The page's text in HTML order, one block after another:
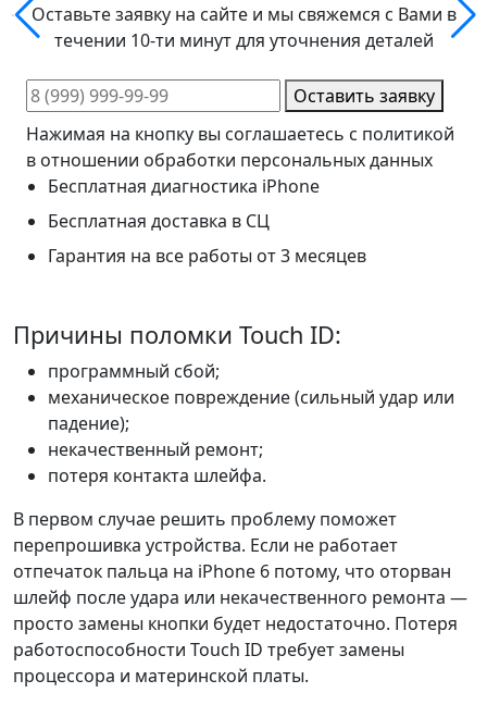
Оставьте заявку на сайте и мы свяжемся с Вами в
течении 10-ти минут для уточнения деталей
Оставить заявку
Нажимая на кнопку вы соглашаетесь с политикой
в отношении обработки персональных данных
Бесплатная диагностика iPhone
Бесплатная доставка в СЦ
Гарантия на все работы от 3 месяцев
Причины поломки Touch ID:
программный сбой;
механическое повреждение (сильный удар или
падение);
некачественный ремонт;
потеря контакта шлейфа.
В первом случае решить проблему поможет
перепрошивка устройства. Если не работает
отпечаток пальца на iPhone 6 потому, что оторван
шлейф после удара или некачественного ремонта —
просто замены кнопки будет недостаточно. Потеря
работоспособности Touch ID требует замены
процессора и материнской платы.